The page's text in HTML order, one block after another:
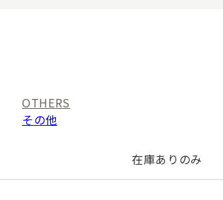
OTHERS
その他
在庫ありのみ